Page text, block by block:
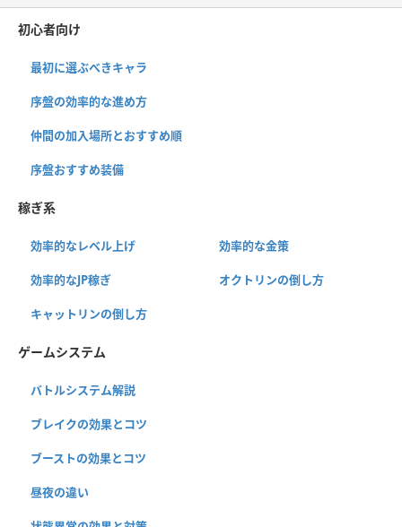
初心者向け
最初に選ぶべきキャラ
序盤の効率的な進め方
仲間の加入場所とおすすめ順
序盤おすすめ装備
稼ぎ系
効率的なレベル上げ 効率的な金策
効率的なJP稼ぎ オクトリンの倒し方
キャットリンの倒し方
ゲームシステム
バトルシステム解説
ブレイクの効果とコツ
ブーストの効果とコツ
昼夜の違い